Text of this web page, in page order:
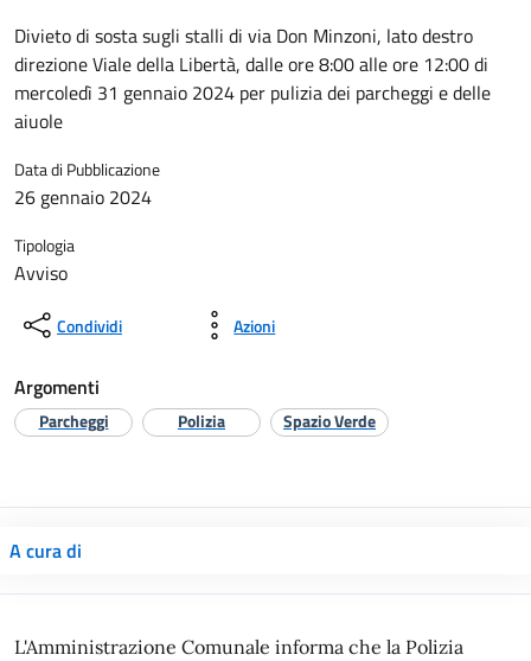
Divieto di sosta sugli stalli di via Don Minzoni, lato destro
direzione Viale della Libertà, dalle ore 8:00 alle ore 12:00 di
mercoledì 31 gennaio 2024 per pulizia dei parcheggi e delle
aiuole
Data di Pubblicazione
26 gennaio 2024
Tipologia
Avviso
Condividi Azioni
Argomenti
Parcheggi Polizia Spazio Verde
A cura di
L'Amministrazione Comunale informa che la Polizia